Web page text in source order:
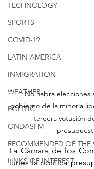
TECHNOLOGY
SPORTS
COVID-19
LATIN AMERICA
INMIGRATION
WEATHER
POLITIC
ONDASFM
RECOMMENDED OF THE
LINKS OF INTEREST
No habrá elecciones
gobierno de la minoría
tercera votación
La Cámara de los
lunes la política